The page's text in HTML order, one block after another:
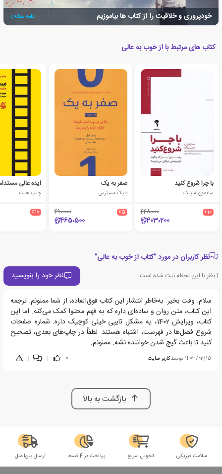
خودپروری و خلاقیت را از کتاب ها بیاموزیم ادامه مقاله
کتاب های مرتبط با از خوب به عالی
با چرا شروع کنید
سایمون سینک
٪10 448،000
403،200
صفر به یک
بلیک مسترس
٪5 490،000
465،500
ایده عالی
چیپ هیث
٪10
نظر کاربران در مورد "کتاب از خوب به عالی"
1نظر تا این لحظه ثبت شده است نظر خود را بنویسید
سلام. وقت بخیر. به‌خاطر انتشار این کتاب فوق‌العاده، از شما ممنونم. ترجمه
این کتاب، متن روان و ساده‌ای داره که به فهم محتوا کمک می‌کنه. اما این
کتاب، ویرایش 1402، یه مشکل تایپی خیلی کوچیک داره. شماره صفحات
شروع فصل‌ها در فهرست، اشتباه هستند. لطفاً در چاپ‌های بعدی، تصحیح
کنید تا باعث گیج شدن خواننده نشه. ممنونم.
1403/02/15
|توسطکاربر سایت 0
|
|
بازگشت به بالا
سلامت فیزیکی تحویل سریع پرداخت در 4 قسط ارسال بین‌الملل